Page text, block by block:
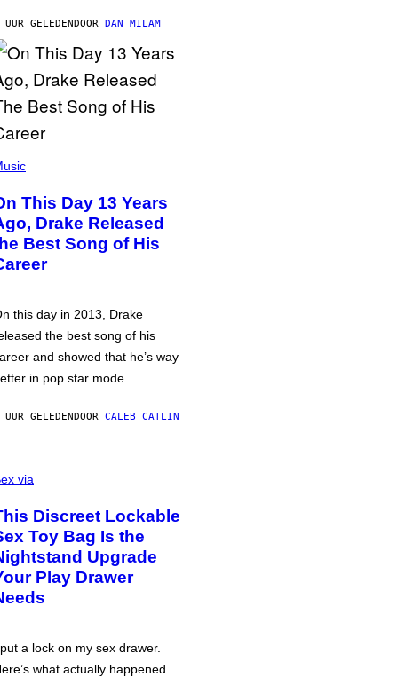
UUR GELEDENDOOR DAN MILAM
This Day 13 Years
Drake Released
Best Song of His
this day in 2013, Drake
the best song of his
and showed that he’s way
in pop star mode.
GELEDENDOOR CALEB CATLIN
via
Discreet Lockable
Toy Bag Is the
Upgrade
Play Drawer
a lock on my sex drawer.
what actually happened.